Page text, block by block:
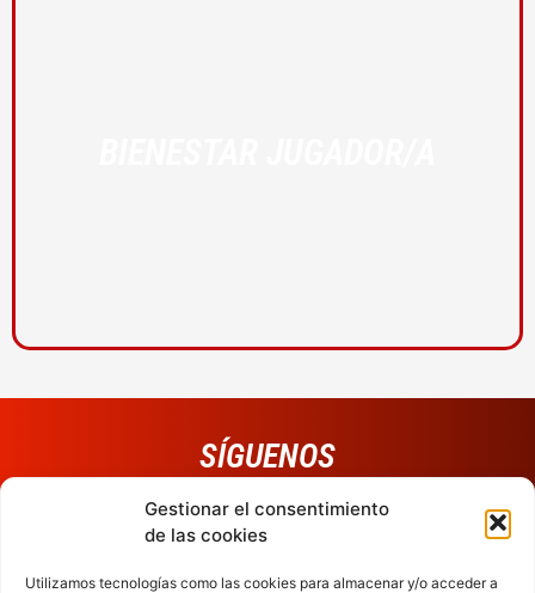
Gestionar el consentimiento
de las cookies
Utilizamos tecnologías como las cookies para almacenar y/o acceder a
SÍGUENOS